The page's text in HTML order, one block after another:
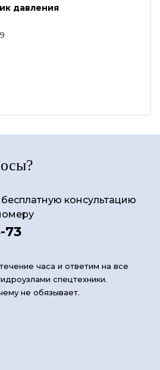
давления
бесплатную консультацию
73
часа и ответим на все
спецтехники.
не обязывает.